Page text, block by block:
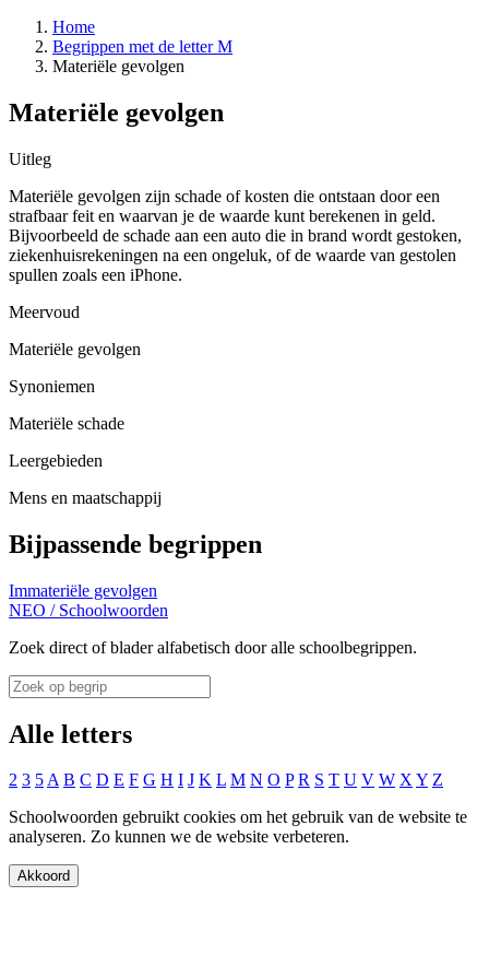
Home
Begrippen met de letter M
Materiële gevolgen
Materiële gevolgen
Uitleg
Materiële gevolgen zijn schade of kosten die ontstaan door een
strafbaar feit en waarvan je de waarde kunt berekenen in geld.
Bijvoorbeeld de schade aan een auto die in brand wordt gestoken,
ziekenhuisrekeningen na een ongeluk, of de waarde van gestolen
spullen zoals een iPhone.
Meervoud
Materiële gevolgen
Synoniemen
Materiële schade
Leergebieden
Mens en maatschappij
Bijpassende begrippen
Immateriële gevolgen
NEO / Schoolwoorden
Zoek direct of blader alfabetisch door alle schoolbegrippen.
Alle letters
2 3 5A B C D E F G H I J K L M N O P R S T U V W XY Z
Schoolwoorden gebruikt cookies om het gebruik van de website te
analyseren. Zo kunnen we de website verbeteren.
Akkoord